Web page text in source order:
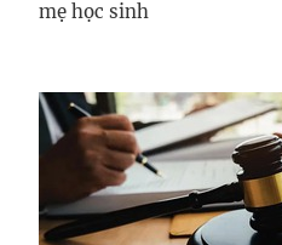
mẹ học sinh